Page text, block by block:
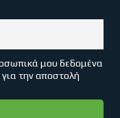
μου δεδομένα
την αποστολή